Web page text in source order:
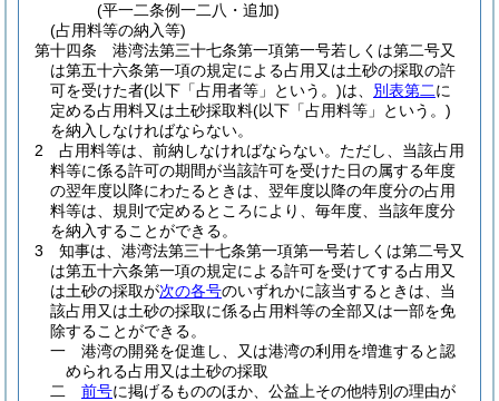
(平一二条例一二八・追加)
(占用料等の納入等)
第十四条
港湾法第三十七条第一項第一号若しくは第二号又
は第五十六条第一項の規定による占用又は土砂の採取の許
可を受けた者(以下「占用者等」という。)は、 別表第二に
定める占用料又は土砂採取料(以下「占用料等」という。)
を納入しなければならない。
2
占用料等は、前納しなければならない。 ただし、当該占用
料等に係る許可の期間が当該許可を受けた日の属する年度
の翌年度以降にわたるときは、翌年度以降の年度分の占用
料等は、規則で定めるところにより、毎年度、当該年度分
を納入することができる。
3
知事は、港湾法第三十七条第一項第一号若しくは第二号又
は第五十六条第一項の規定による許可を受けてする占用又
は土砂の採取が次の各号のいずれかに該当するときは、当
該占用又は土砂の採取に係る占用料等の全部又は一部を免
除することができる。
一
港湾の開発を促進し、又は港湾の利用を増進すると認
められる占用又は土砂の採取
二
前号に掲げるもののほか、公益上その他特別の理由が